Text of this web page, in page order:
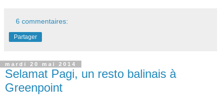
6 commentaires:
Partager
mardi 20 mai 2014
Selamat Pagi, un resto balinais à
Greenpoint